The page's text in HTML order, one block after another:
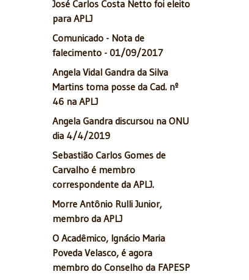
José Carlos Costa Netto foi eleito
para APLJ
Comunicado - Nota de
falecimento - 01/09/2017
Angela Vidal Gandra da Silva
Martins toma posse da Cad. nº
46 na APLJ
Angela Gandra discursou na ONU
dia 4/4/2019
Sebastião Carlos Gomes de
Carvalho é membro
correspondente da APLJ.
Morre Antônio Rulli Junior,
membro da APLJ
O Acadêmico, Ignácio Maria
Poveda Velasco, é agora
membro do Conselho da FAPESP